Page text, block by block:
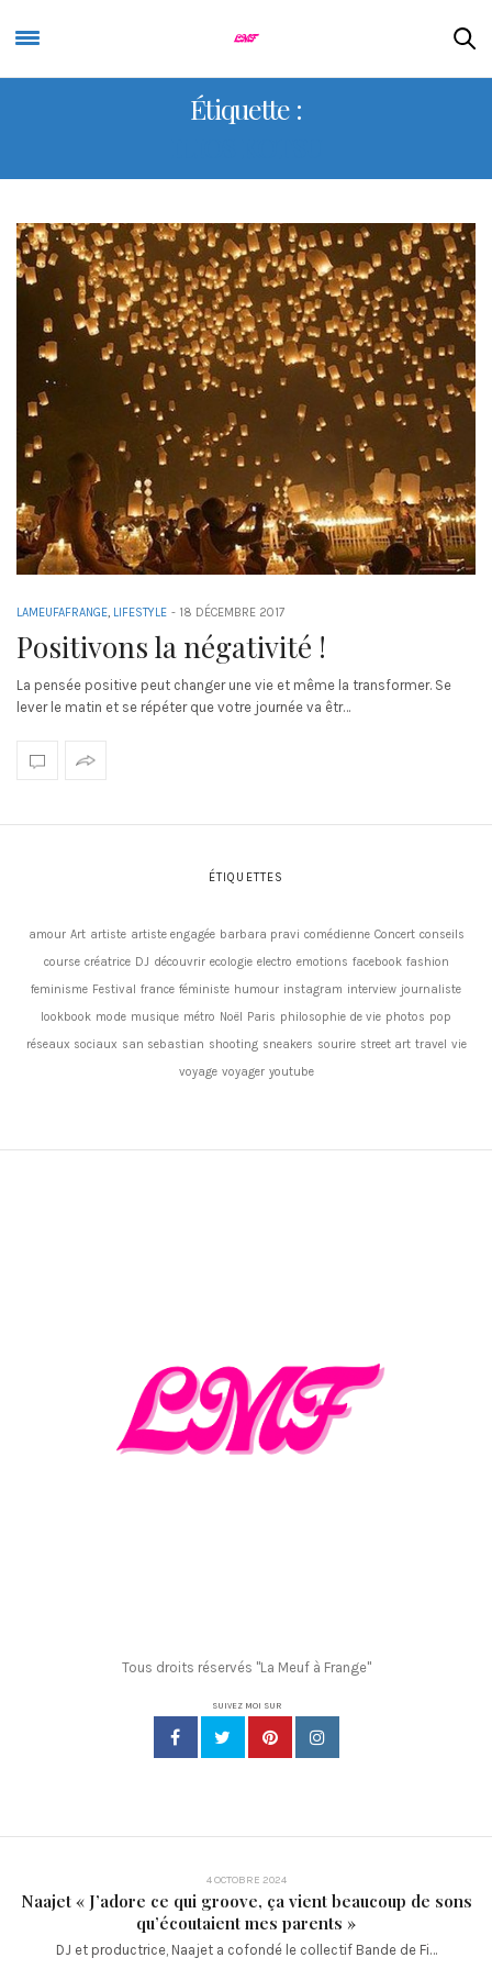
Étiquette :
LAMEUFAFRANGE, LIFESTYLE - 18 DÉCEMBRE 2017
Positivons la négativité !
La pensée positive peut changer une vie et même la transformer. Se
lever le matin et se répéter que votre journée va êtr…
ÉTIQUETTES
amour Art artiste artiste engagée barbara pravi comédienne Concert conseils
course créatrice DJ découvrir ecologie electro emotions facebook fashion
feminisme Festival france féministe humour instagram interview journaliste
lookbook mode musique métro Noël Paris philosophie de vie photos pop
réseaux sociaux san sebastian shooting sneakers sourire street art travel vie
voyage voyager youtube
Tous droits réservés "La Meuf à Frange"
SUIVEZ MOI SUR
4 OCTOBRE 2024
Naajet « J’adore ce qui groove, ça vient beaucoup de sons
qu’écoutaient mes parents »
DJ et productrice, Naajet a cofondé le collectif Bande de Fi…